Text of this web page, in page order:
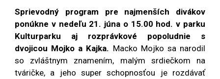
Sprievodný program pre najmenších divákov
ponúkne v nedeľu 21. júna o 15.00 hod. v parku
Kulturparku aj rozprávkové popoludnie s
dvojicou Mojko a Kajka. Macko Mojko sa narodil
so zvláštnym znamením, malým srdiečkom na
tváričke, a jeho super schopnosťou je rozdávať